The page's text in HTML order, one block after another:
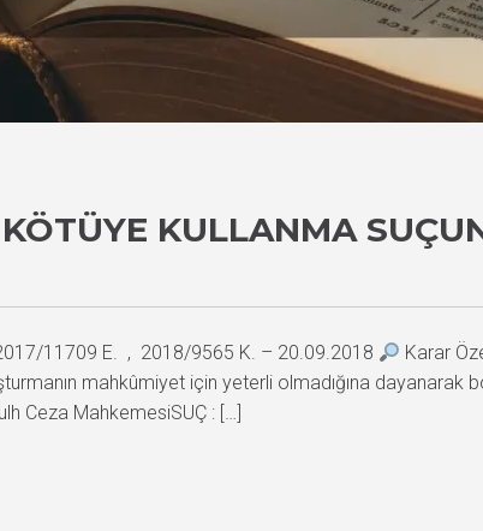
KULLANMA
11709 E. , 2018/9565 K. – 20.09.2018
Karar
mahkûmiyet için yeterli olmadığına
Ceza MahkemesiSUÇ : […]